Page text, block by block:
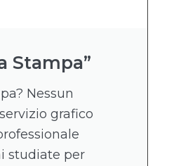
Stampa”
Nessun
grafico
studiate per